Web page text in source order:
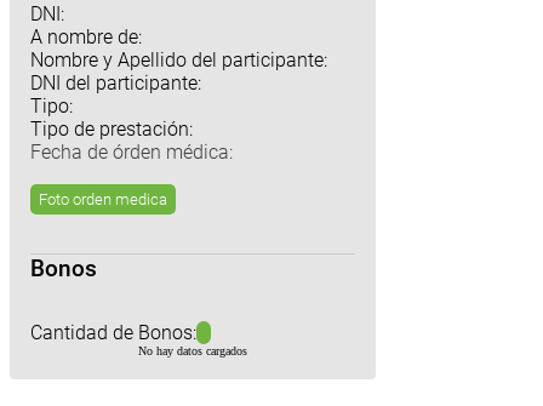
DNI:
A nombre de:
Nombre y Apellido del participante:
DNI del participante:
Tipo:
Tipo de prestación:
Fecha de órden médica:
Foto orden medica
Bonos
Cantidad de Bonos:
No hay datos cargados